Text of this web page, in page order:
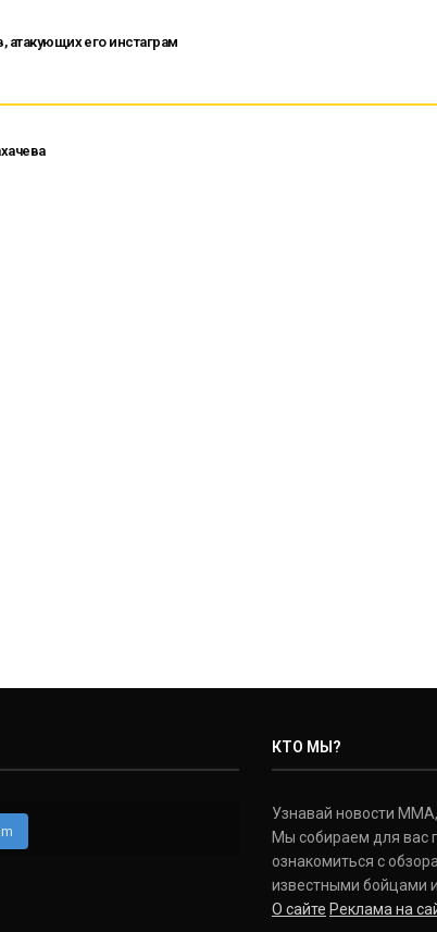
атакующих его инстаграм
КТО МЫ?
Узнавай новости ММА,
Мы собираем для вас
ознакомиться с
известными бойцами
О сайте Реклама на